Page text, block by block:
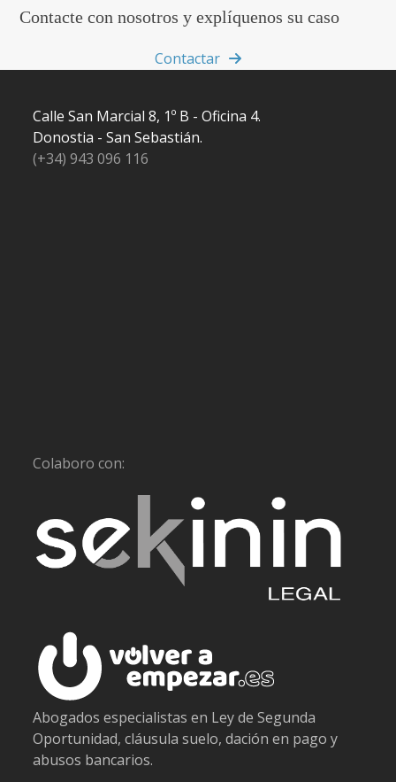
Contacte con nosotros y explíquenos su caso
Contactar
Calle San Marcial 8, 1º B - Oficina 4.
Donostia - San Sebastián.
(+34) 943 096 116
Colaboro con:
Abogados especialistas en Ley de Segunda
Oportunidad, cláusula suelo, dación en pago y
abusos bancarios.